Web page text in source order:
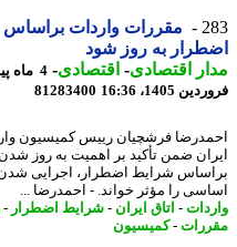
مقررات واردات براساس
به روز شود
اقتصادی-اقتصادی-
1405، 16:36
81283400
فرشچیان رییس کمیسیون واردات
ضمن تأکید بر اهمیت به روز شدن
شرایط اضطرار، اجرایی شدن
را مؤثر خواند. - احمدرضا ...
- اتاق ایران - شرایط اضطرار-
- کمیسیون